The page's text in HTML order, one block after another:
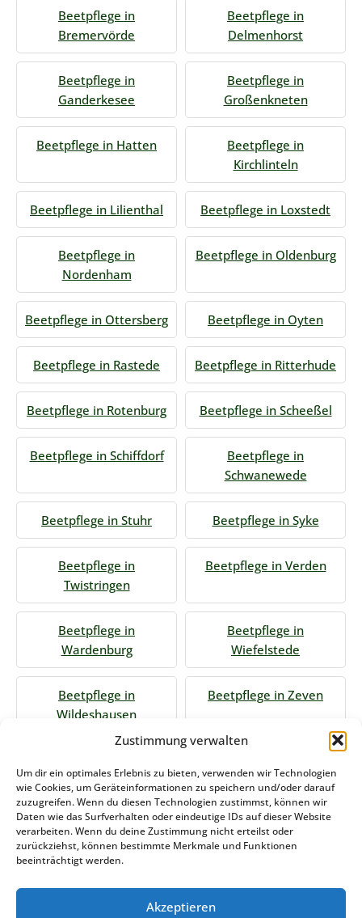
Zustimmung verwalten
Um dir ein optimales Erlebnis zu bieten, verwenden wir Technologien
wie Cookies, um Geräteinformationen zu speichern und/oder darauf
zuzugreifen. Wenn du diesen Technologien zustimmst, können wir
Daten wie das Surfverhalten oder eindeutige IDs auf dieser Website
verarbeiten. Wenn du deine Zustimmung nicht erteilst oder
zurückziehst, können bestimmte Merkmale und Funktionen
beeinträchtigt werden.
Akzeptieren
Beetpflege in
Bremervörde
Beetpflege in
Delmenhorst
Beetpflege in
Ganderkesee
Beetpflege in
Großenkneten
Beetpflege in Hatten
Beetpflege in
Kirchlinteln
Beetpflege in Lilienthal Beetpflege in Loxstedt
Beetpflege in
Nordenham
Beetpflege in Oldenburg
Beetpflege in Ottersberg Beetpflege in Oyten
Beetpflege in Rastede Beetpflege in Ritterhude
Beetpflege in Rotenburg Beetpflege in Scheeßel
Beetpflege in Schiffdorf
Beetpflege in
Schwanewede
Beetpflege in Stuhr Beetpflege in Syke
Beetpflege in
Twistringen
Beetpflege in Verden
Beetpflege in
Wardenburg
Beetpflege in
Wiefelstede
Beetpflege in
Wildeshausen
Beetpflege in Zeven
Jetzt Anfrage stellen
Zum Formular
Das könnte Sie auch interessieren
Winterdienst Mecklenburg Vorpommern